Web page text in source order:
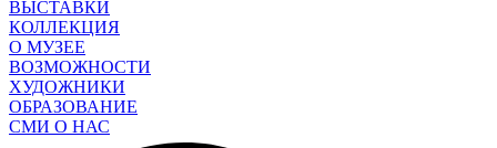
ВЫСТАВКИ
КОЛЛЕКЦИЯ
О МУЗЕЕ
ВОЗМОЖНОСТИ
ХУДОЖНИКИ
ОБРАЗОВАНИЕ
СМИ О НАС